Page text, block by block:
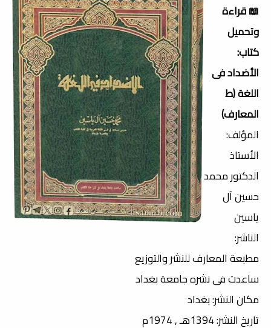
📖 قراءة
وتحميل
كتاب:
الأضداد فى
اللغة (ط
المعارف)
المؤلف:
الأستاذ
الدكتور محمد
حسين آل
ياسين
الناشر:
مطبعة المعارف للنشر والتوزيع
ساعدت فى نشره جامعة بغداد
مكان النشر: بغداد
تاريخ النشر: 1394هـ , 1974م